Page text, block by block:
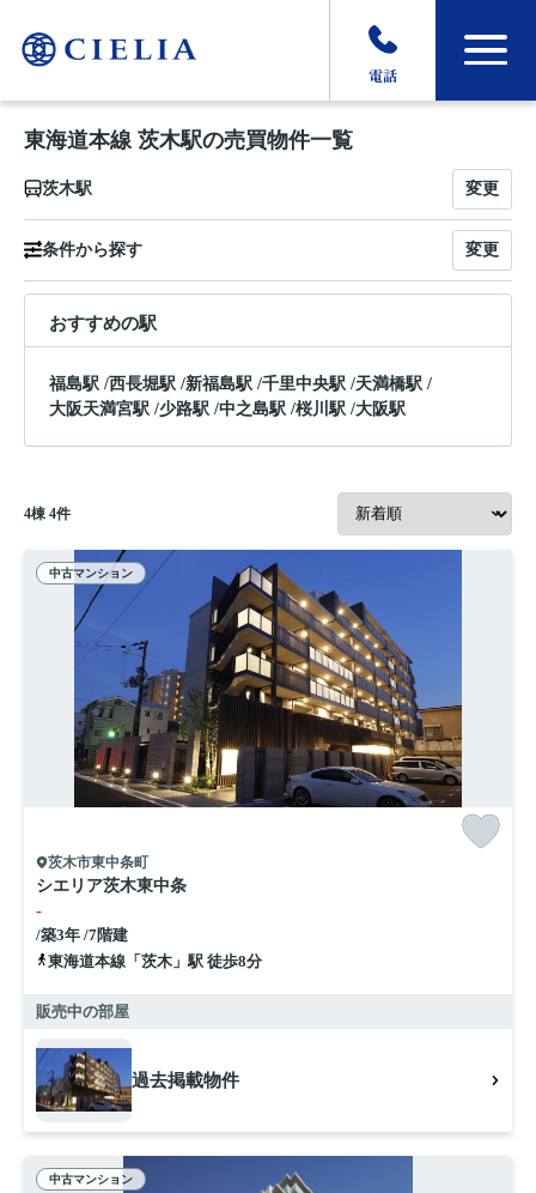
電話
東海道本線 茨木駅の売買物件一覧
茨木駅 変更
条件から探す 変更
おすすめの駅
福島駅 /西長堀駅 /新福島駅 /千里中央駅 /天満橋駅 /
大阪天満宮駅 /少路駅 /中之島駅 /桜川駅 /大阪駅
4棟 4件
中古マンション
茨木市東中条町
シエリア茨木東中条
-
/築3年 /7階建
東海道本線「茨木」駅 徒歩8分
販売中の部屋
過去掲載物件
中古マンション